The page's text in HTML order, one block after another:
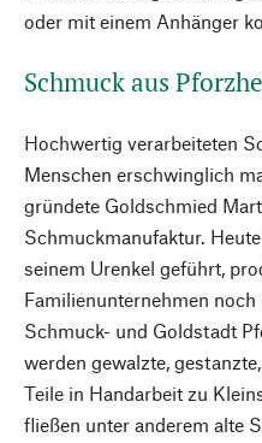
oder mit einem Anhänger
Schmuck aus
Hochwertig verarbeiteten
Menschen erschwinglich
gründete Goldschmied
Schmuckmanufaktur.
seinem Urenkel geführt,
Familienunternehmen
Schmuck- und Goldstadt
werden gewalzte,
Teile in Handarbeit zu
fließen unter anderem alte